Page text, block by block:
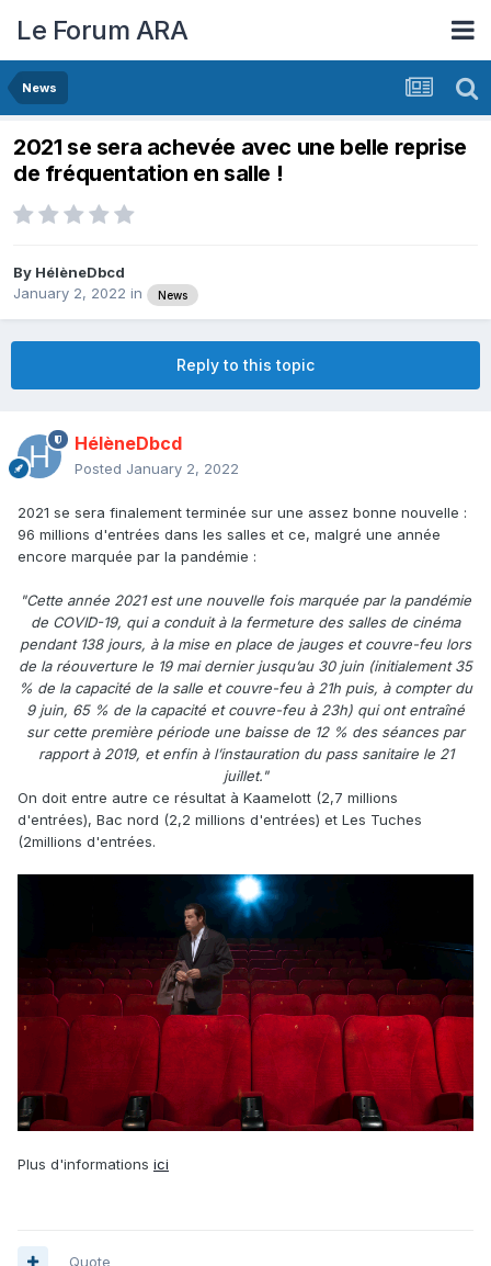
Le Forum ARA
News
2021 se sera achevée avec une belle reprise
de fréquentation en salle !
By HélèneDbcd
January 2, 2022 in News
Reply to this topic
HélèneDbcd
Posted January 2, 2022
2021 se sera finalement terminée sur une assez bonne nouvelle :
96 millions d'entrées dans les salles et ce, malgré une année
encore marquée par la pandémie :
"Cette année 2021 est une nouvelle fois marquée par la pandémie
de COVID-19, qui a conduit à la fermeture des salles de cinéma
pendant 138 jours, à la mise en place de jauges et couvre-feu lors
de la réouverture le 19 mai dernier jusqu’au 30 juin (initialement 35
% de la capacité de la salle et couvre-feu à 21h puis, à compter du
9 juin, 65 % de la capacité et couvre-feu à 23h) qui ont entraîné
sur cette première période une baisse de 12 % des séances par
rapport à 2019, et enfin à l’instauration du pass sanitaire le 21
juillet."
On doit entre autre ce résultat à Kaamelott (2,7 millions
d'entrées), Bac nord (2,2 millions d'entrées) et Les Tuches
(2millions d'entrées.
Plus d'informations ici
Quote